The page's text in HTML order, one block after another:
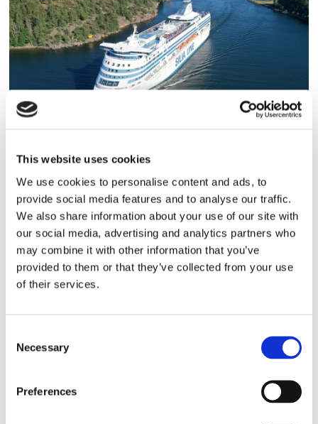
This website uses cookies
We use cookies to personalise content and ads, to
provide social media features and to analyse our traffic.
We also share information about your use of our site with
our social media, advertising and analytics partners who
may combine it with other information that you’ve
provided to them or that they’ve collected from your use
of their services.
Selection
Necessary
Preferences
pressade kostnader
bränslekostnader men